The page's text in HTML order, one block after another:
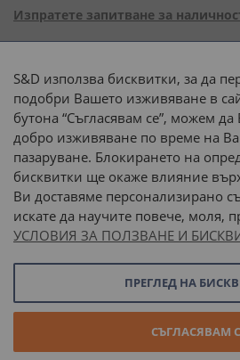
Изпратете запитване за
Начини на
Доставка до
или
Онлайн магазин
S&D използва бисквитки, за да
подобри Вашето изживяване в
бутона “Съгласявам се”, можем
добро изживяване по време на
пазаруване. Блокирането на
бисквитки ще окаже влияние
Ви доставяме персонализирано
искате да научите повече, моля,
УСЛОВИЯ ЗА ПОЛЗВАНЕ И
СЪГЛАСЯВАМ
ПРЕГЛЕД НА